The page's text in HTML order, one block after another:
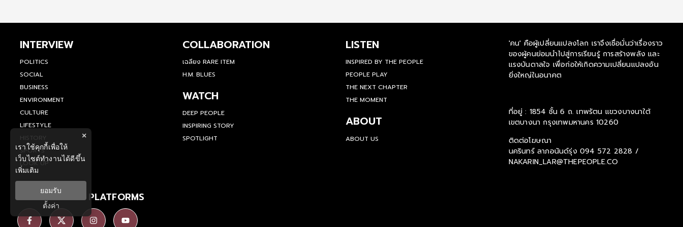
INTERVIEW
POLITICS
SOCIAL
BUSINESS
ENVIRONMENT
CULTURE
LIFESTYLE
HISTORY
SPORTS
LOOK UP
COLLABORATION
เฉลียง RARE ITEM
H.M. BLUES
WATCH
DEEP PEOPLE
INSPIRING STORY
SPOTLIGHT
LISTEN
INSPIRED BY THE PEOPLE
PEOPLE PLAY
THE NEXT CHAPTER
THE MOMENT
ABOUT
ABOUT US
'คน' คือผู้เปลี่ยนแปลงโลก เราจึงเชื่อมั่นว่าเรื่องราว
ของผู้คนย่อมนำไปสู่การเรียนรู้ การสร้างพลัง และ
แรงบันดาลใจ เพื่อก่อให้เกิดความเปลี่ยนแปลงอัน
ยิ่งใหญ่ในอนาคต
ที่อยู่ : 1854 ชั้น 6 ถ. เทพรัตน แขวงบางนาใต้
เขตบางนา กรุงเทพมหานคร 10260
ติดต่อโฆษณา
นครินทร์ ลาภอนันด์รุ่ง 094 572 2828 /
NAKARIN_LAR@THEPEOPLE.CO
SOCIAL MEDIA PLATFORMS
×
เราใช้คุกกี้เพื่อให้
เว็บไซต์ทำงานได้ดีขึ้น
เพิ่มเติม
ยอมรับ
ตั้งค่า